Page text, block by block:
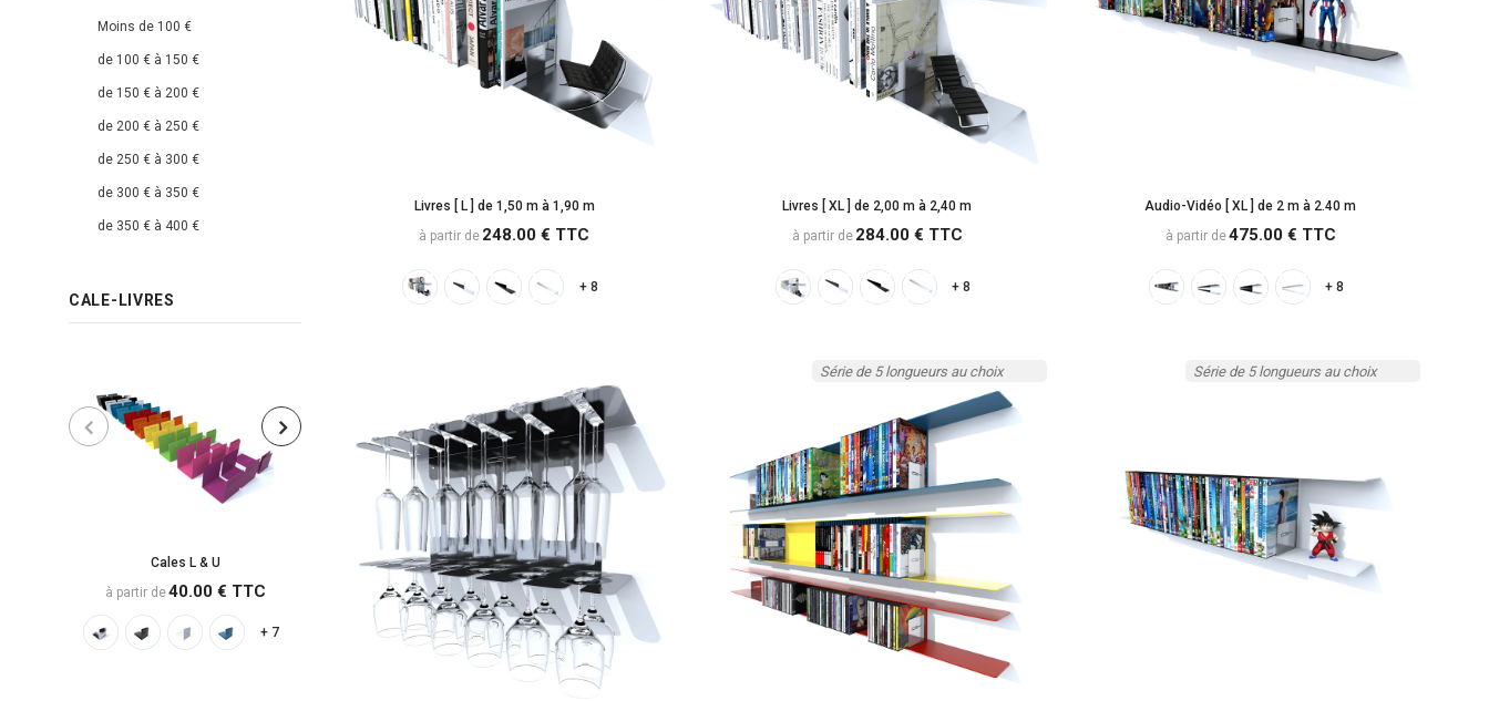
Moins de 100 €
de 100 € à 150 €
de 150 € à 200 €
de 200 € à 250 €
de 250 € à 300 €
de 300 € à 350 €
de 350 € à 400 €
de 450 € à 500 €
Plus de 500 €
CALE-LIVRES
Cales L & U
à partir de40.00 € TTC
+ 7
Carte-cadeau
à partir de10.00 € TTC
Livres [ L ] de 1,50 m à 1,90 m
à partir de 248.00 € TTC
+ 8
Livres [ XL ] de 2,00 m à 2,40 m
à partir de 284.00 € TTC
+ 8
Audio-Vidéo [ XL ] de 2 m à 2.40 m
à partir de475.00 € TTC
+ 8
Série de 5 longueurs au choix Série de 5 longueurs au choix